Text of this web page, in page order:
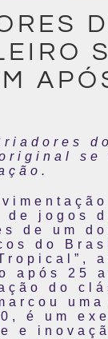
se
jogos
de um
do
após 25
do
uma
é um
e